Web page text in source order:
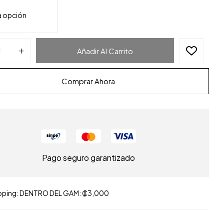
Añadir Al Carrito
Comprar Ahora
Pago seguro garantizado
DENTRO DEL GAM: ₡3,000